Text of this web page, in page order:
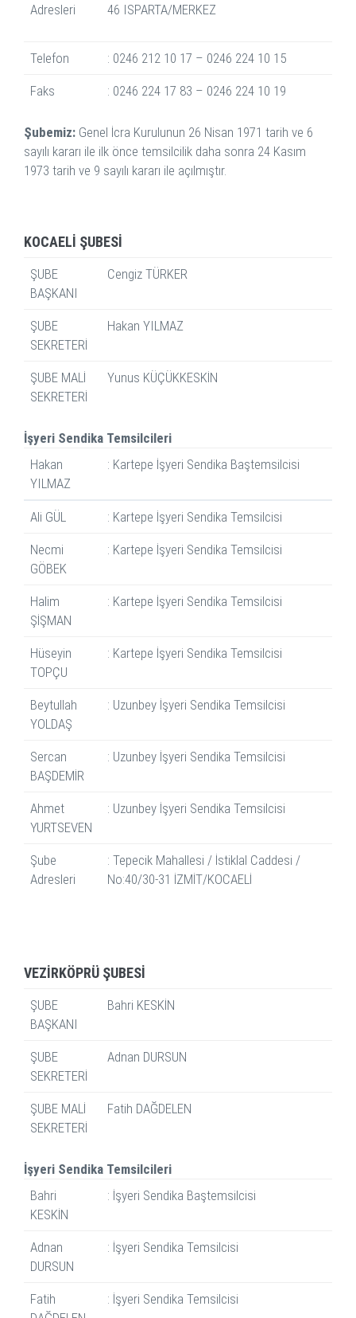
Adresleri
46 ISPARTA/MERKEZ
Telefon : 0246 212 10 17 – 0246 224 10 15
Faks : 0246 224 17 83 – 0246 224 10 19
Şubemiz: Genel İcra Kurulunun 26 Nisan 1971 tarih ve 6
sayılı kararı ile ilk önce temsilcilik daha sonra 24 Kasım
1973 tarih ve 9 sayılı kararı ile açılmıştır.
KOCAELİ ŞUBESİ
ŞUBE
BAŞKANI
Cengiz TÜRKER
ŞUBE
SEKRETERİ
Hakan YILMAZ
ŞUBE MALİ
SEKRETERİ
Yunus KÜÇÜKKESKİN
İşyeri Sendika Temsilcileri
Hakan
YILMAZ
: Kartepe İşyeri Sendika Baştemsilcisi
Ali GÜL : Kartepe İşyeri Sendika Temsilcisi
Necmi
GÖBEK
: Kartepe İşyeri Sendika Temsilcisi
Halim
ŞİŞMAN
: Kartepe İşyeri Sendika Temsilcisi
Hüseyin
TOPÇU
: Kartepe İşyeri Sendika Temsilcisi
Beytullah
YOLDAŞ
: Uzunbey İşyeri Sendika Temsilcisi
Sercan
BAŞDEMİR
: Uzunbey İşyeri Sendika Temsilcisi
Ahmet
YURTSEVEN
: Uzunbey İşyeri Sendika Temsilcisi
Şube
Adresleri
: Tepecik Mahallesi / İstiklal Caddesi /
No:40/30-31 İZMİT/KOCAELİ
VEZİRKÖPRÜ ŞUBESİ
ŞUBE
BAŞKANI
Bahri KESKİN
ŞUBE
SEKRETERİ
Adnan DURSUN
ŞUBE MALİ
SEKRETERİ
Fatih DAĞDELEN
İşyeri Sendika Temsilcileri
Bahri
KESKİN
: İşyeri Sendika Baştemsilcisi
Adnan
DURSUN
: İşyeri Sendika Temsilcisi
Fatih
: İşyeri Sendika Temsilcisi